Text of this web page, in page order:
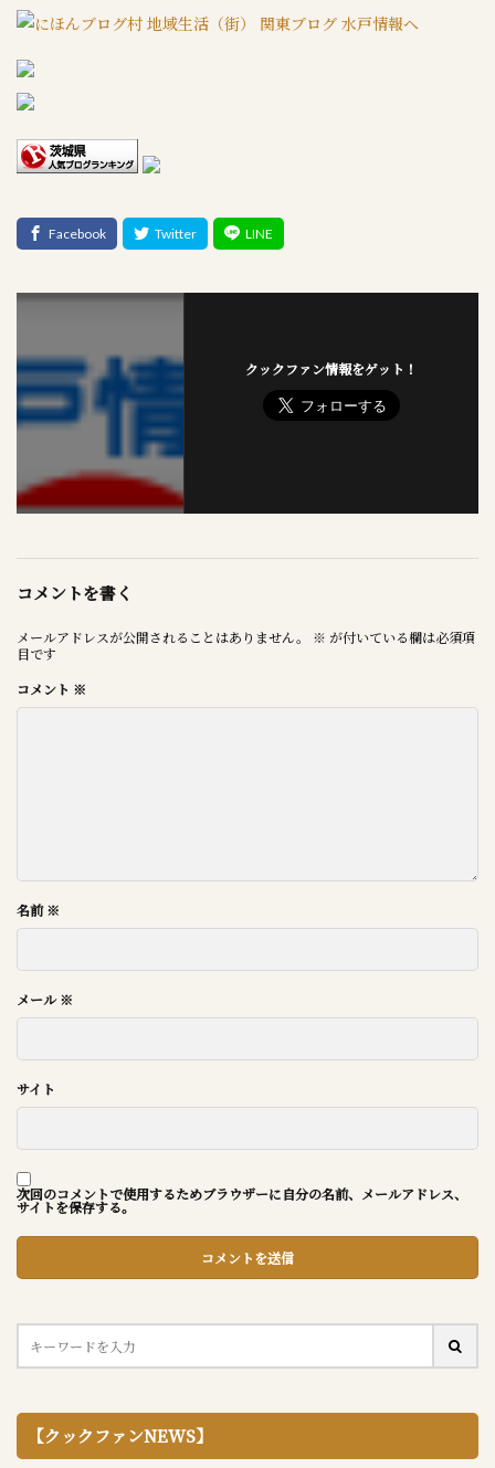
クックファン情報をゲット！
コメントを書く
メールアドレスが公開されることはありません。 ※ が付いている欄は必須項
目です
コメント ※
名前※
メール※
サイト
次回のコメントで使用するためブラウザーに自分の名前、メールアドレス、
サイトを保存する。
【クックファンNEWS】